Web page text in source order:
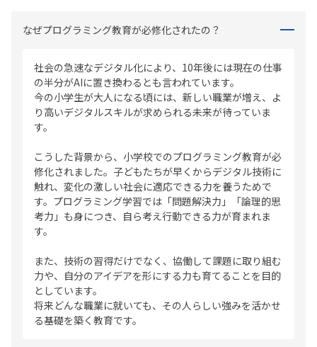
なぜプログラミング教育が必修化されたの？
社会の急速なデジタル化により、10年後には現在の仕事
の半分がAIに置き換わるとも言われています。
今の小学生が大人になる頃には、新しい職業が増え、よ
り高いデジタルスキルが求められる未来が待っていま
す。
こうした背景から、小学校でのプログラミング教育が必
修化されました。子どもたちが早くからデジタル技術に
触れ、変化の激しい社会に適応できる力を養うためで
す。プログラミング学習では「問題解決力」「論理的思
考力」も身につき、自ら考え行動できる力が育まれま
す。
また、技術の習得だけでなく、協働して課題に取り組む
力や、自分のアイデアを形にする力も育てることを目的
としています。
将来どんな職業に就いても、その人らしい強みを活かせ
る基礎を築く教育です。